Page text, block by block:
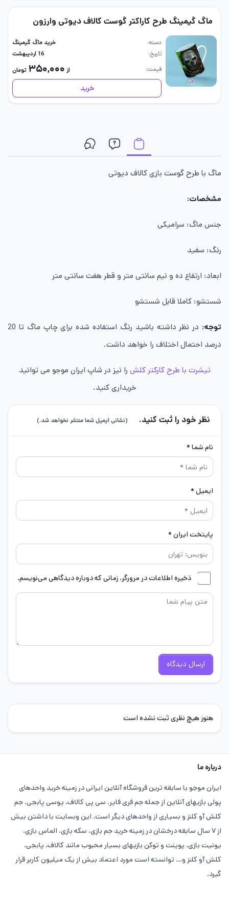
ماگ گیمینگ طرح کاراکتر گوست کالاف دیوتی وارزون
دسته
خرید ماگ گیمینگ
تاریخ
16 اردیبهشت
قیمت
از ۳۵۰,۰۰۰ تومان
خرید
ماگ با طرح گوست بازی کالاف دیوتی
مشخصات:
جنس ماگ: سرامیکی
رنگ: سفید
ابعاد: ارتفاع ده و نیم سانتی متر و قطر هفت سانتی متر
شستشو: کاملا قابل شستشو
توجه:
در نظر داشته باشید رنگ استفاده شده برای چاپ ماگ تا 20
درصد احتمال اختلاف را خواهد داشت.
تیشرت با طرح کارکتر کلش را نیز در شاپ ایران موجو می توانید
خریداری کنید.
نظر خود را ثبت کنید. (نشانی ایمیل شما منتشر نخواهد شد.)
نام شما *
ایمیل *
پایتخت ایران *
ذخیره اطلاعات در مرورگر، زمانی که دوباره دیدگاهی می‌نویسم.
ارسال دیدگاه
هنوز هیچ نظری ثبت نشده است
درباره ما
ایران موجو با سابقه ترین فروشگاه آنلاین ایرانی در زمینه خرید واحدهای
پولی بازیهای آنلاین از جمله جم فری فایر، سی پی کالاف، یوسی پابجی، جم
کلش آو کلنز و بسیاری از واحدهای دیگر است. این وبسایت با داشتن بیش
از ۷ سال سابقه درخشان در زمینه خرید جم بازی، سکه بازی، الماس بازی،
یونیت بازی، پوینت و توکن بازیهای بسیار محبوب مانند کالاف، پابجی،
کلش آو کلنز و... توانسته است مورد اعتماد بیش از یک میلیون کاربر قرار
گیرد.